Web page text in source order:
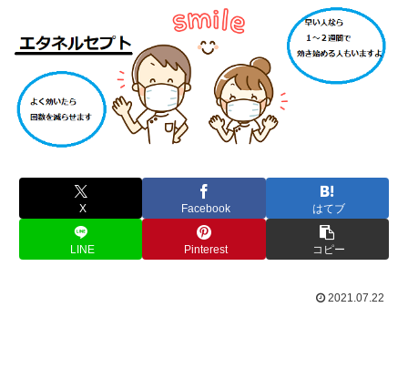
X Facebook はてブ
LINE Pinterest コピー
2021.07.22